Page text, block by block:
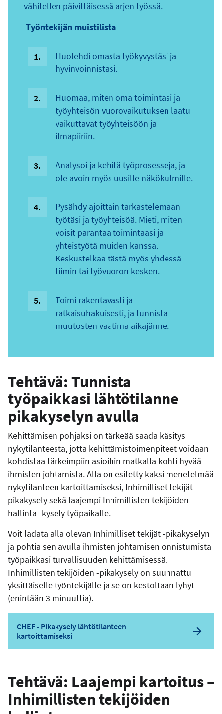
vähitellen päivittäisessä arjen työssä.
Työntekijän muistilista
Huolehdi omasta työkyvystäsi ja
hyvinvoinnistasi.
Huomaa, miten oma toimintasi ja
työyhteisön vuorovaikutuksen laatu
vaikuttavat työyhteisöön ja
ilmapiiriin.
Analysoi ja kehitä työprosesseja, ja
ole avoin myös uusille näkökulmille.
Pysähdy ajoittain tarkastelemaan
työtäsi ja työyhteisöä. Mieti, miten
voisit parantaa toimintaasi ja
yhteistyötä muiden kanssa.
Keskustelkaa tästä myös yhdessä
tiimin tai työvuoron kesken.
Toimi rakentavasti ja
ratkaisuhakuisesti, ja tunnista
muutosten vaatima aikajänne.
Tehtävä: Tunnista
työpaikkasi lähtötilanne
pikakyselyn avulla
Kehittämisen pohjaksi on tärkeää saada käsitys
nykytilanteesta, jotta kehittämistoimenpiteet voidaan
kohdistaa tärkeimpiin asioihin matkalla kohti hyvää
ihmisten johtamista. Alla on esitetty kaksi menetelmää
nykytilanteen kartoittamiseksi, Inhimilliset tekijät -
pikakysely sekä laajempi Inhimillisten tekijöiden
hallinta -kysely työpaikalle.
Voit ladata alla olevan Inhimilliset tekijät -pikakyselyn
ja pohtia sen avulla ihmisten johtamisen onnistumista
työpaikkasi turvallisuuden kehittämisessä.
Inhimillisten tekijöiden -pikakysely on suunnattu
yksittäiselle työntekijälle ja se on kestoltaan lyhyt
(enintään 3 minuuttia).
CHEF - Pikakysely lähtötilanteen
kartoittamiseksi
Tehtävä: Laajempi kartoitus –
Inhimillisten tekijöiden